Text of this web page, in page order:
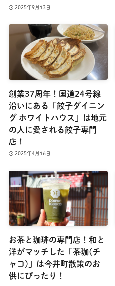
2025年9月13日
創業37周年！国道24号線
沿いにある「餃子ダイニン
グ ホワイトハウス」は地元
の人に愛される餃子専門
店！
2025年4月16日
お茶と珈琲の専門店！和と
洋がマッチした「茶珈(チ
ャコ)」は今井町散策のお
供にぴったり！